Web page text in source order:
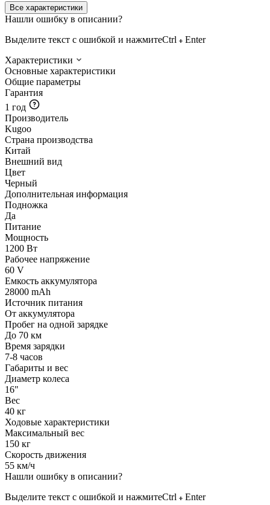
Все характеристики
Нашли ошибку в описании?
Выделите текст с ошибкой и нажмитеCtrl
Enter
Характеристики
Основные характеристики
Общие параметры
Гарантия
1 год
Производитель
Kugoo
Страна производства
Китай
Внешний вид
Цвет
Черный
Дополнительная информация
Подножка
Да
Питание
Мощность
1200 Вт
Рабочее напряжение
60 V
Емкость аккумулятора
28000 mAh
Источник питания
От аккумулятора
Пробег на одной зарядке
До 70 км
Время зарядки
7-8 часов
Габариты и вес
Диаметр колеса
16"
Вес
40 кг
Ходовые характеристики
Максимальный вес
150 кг
Скорость движения
55 км/ч
Нашли ошибку в описании?
Выделите текст с ошибкой и нажмитеCtrl
Enter